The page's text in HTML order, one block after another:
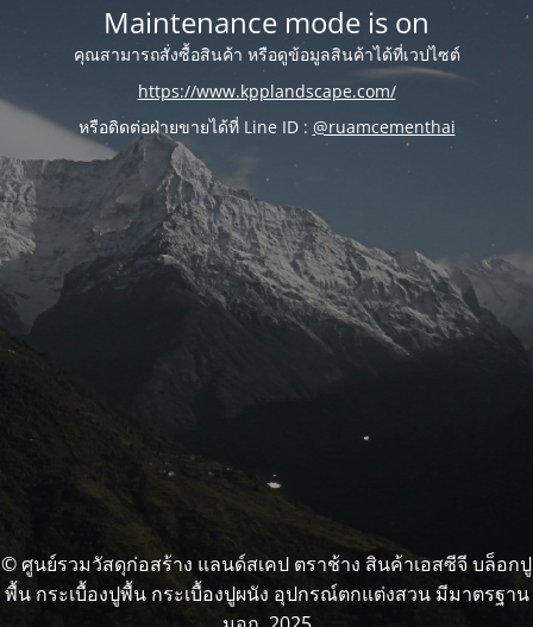
Maintenance mode is on
คุณสามารถสั่งซื้อสินค้า หรือดูข้อมูลสินค้าได้ที่เวปไซต์
https://www.kpplandscape.com/
หรือติดต่อฝ่ายขายได้ที่ Line ID : @ruamcementhai
© ศูนย์รวมวัสดุก่อสร้าง แลนด์สเคป ตราช้าง สินค้าเอสซีจี บล็อกปู
พื้น กระเบื้องปูพื้น กระเบื้องปูผนัง อุปกรณ์ตกแต่งสวน มีมาตรฐาน